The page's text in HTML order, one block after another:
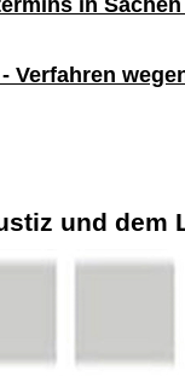
Verfahren
und dem